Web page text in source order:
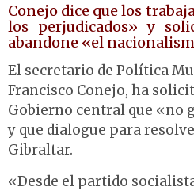
Conejo dice que los
los perjudicados» y
abandone «el
El secretario de Política
Francisco Conejo, ha
Gobierno central que «no
y que dialogue para
Gibraltar.
«Desde el partido